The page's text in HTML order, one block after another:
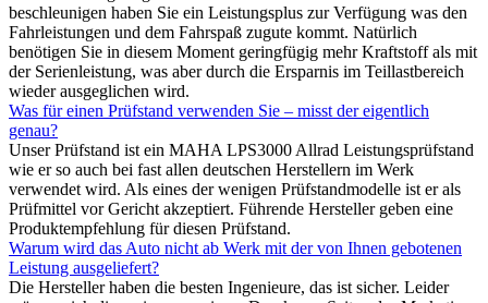
beschleunigen haben Sie ein Leistungsplus zur Verfügung was den
Fahrleistungen und dem Fahrspaß zugute kommt. Natürlich
benötigen Sie in diesem Moment geringfügig mehr Kraftstoff als mit
der Serienleistung, was aber durch die Ersparnis im Teillastbereich
wieder ausgeglichen wird.
Was für einen Prüfstand verwenden Sie – misst der eigentlich
genau?
Unser Prüfstand ist ein MAHA LPS3000 Allrad Leistungsprüfstand
wie er so auch bei fast allen deutschen Herstellern im Werk
verwendet wird. Als eines der wenigen Prüfstandmodelle ist er als
Prüfmittel vor Gericht akzeptiert. Führende Hersteller geben eine
Produktempfehlung für diesen Prüfstand.
Warum wird das Auto nicht ab Werk mit der von Ihnen gebotenen
Leistung ausgeliefert?
Die Hersteller haben die besten Ingenieure, das ist sicher. Leider